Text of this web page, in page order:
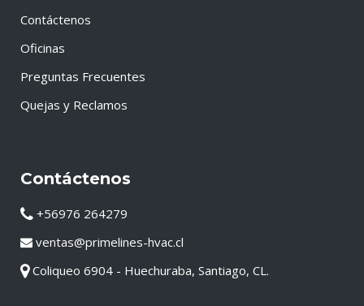
Contáctenos
Oficinas
Preguntas Frecuentes
Quejas y Reclamos
Contáctenos
+56976 264279
ventas@primelines-hvac.cl
Coliqueo 6904 - Huechuraba, Santiago, CL.